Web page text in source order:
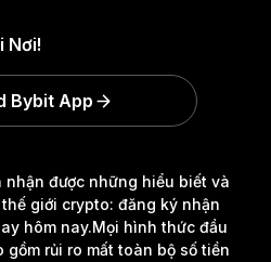
được những hiểu biết và
giới crypto: đăng ký nhận
hôm nay.Mọi hình thức đầu
gồm rủi ro mất toàn bộ số tiền
Nơi!
Bybit App